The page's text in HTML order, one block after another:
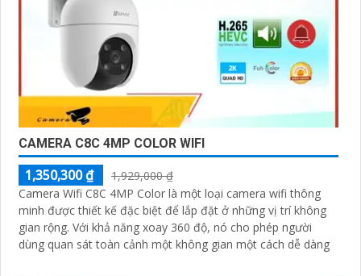
CAMERA C8C 4MP COLOR WIFI
1,350,300 ₫
1,929,000 ₫
Camera Wifi C8C 4MP Color là một loại camera wifi thông
minh được thiết kế đặc biệt để lắp đặt ở những vị trí không
gian rộng. Với khả năng xoay 360 độ, nó cho phép người
dùng quan sát toàn cảnh một không gian một cách dễ dàng